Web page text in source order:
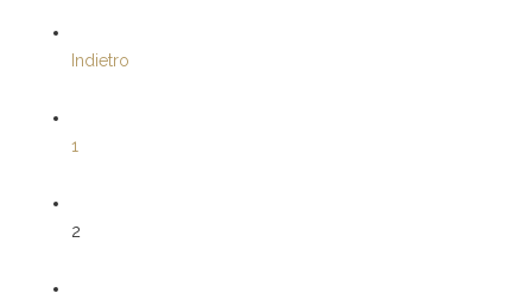
Indietro
1
2